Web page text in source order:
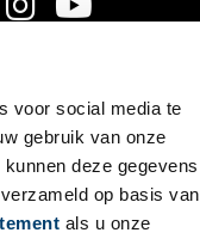
voor social media te
gebruik van onze
deze gegevens
op basis van
als u onze